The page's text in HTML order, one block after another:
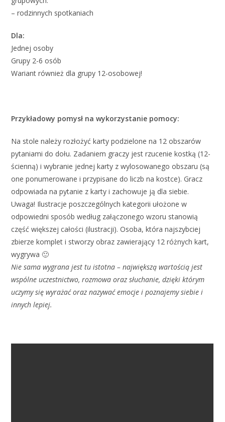
– rodzinnych spotkaniach
Dla:
Jednej osoby
Grupy 2-6 osób
Wariant również dla grupy 12-osobowej!
Przykładowy pomysł na wykorzystanie pomocy:
Na stole należy rozłożyć karty podzielone na 12 obszarów
pytaniami do dołu. Zadaniem graczy jest rzucenie kostką (12-
ścienną) i wybranie jednej karty z wylosowanego obszaru (są
one ponumerowane i przypisane do liczb na kostce). Gracz
odpowiada na pytanie z karty i zachowuje ją dla siebie.
Uwaga! Ilustracje poszczególnych kategorii ułożone w
odpowiedni sposób według załączonego wzoru stanowią
część większej całości (ilustracji). Osoba, która najszybciej
zbierze komplet i stworzy obraz zawierający 12 różnych kart,
wygrywa 🙂
Nie sama wygrana jest tu istotna – największą wartością jest
wspólne uczestnictwo, rozmowaoraz słuchanie, dzięki którym
uczymy się wyrażać oraz nazywać emocje i poznajemy siebie i
innych lepiej.